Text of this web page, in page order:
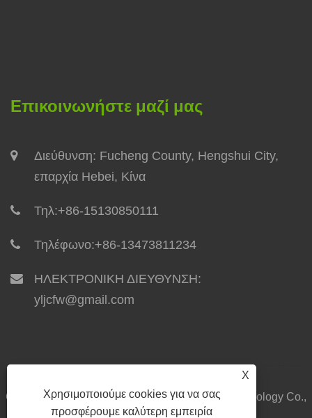
Επικοινωνήστε μαζί μας
Διεύθυνση: Fucheng County, Hengshui City,
επαρχία Hebei, Κίνα
Τηλ:+86-15130850111
Τηλέφωνο:+86-13473811234
ΗΛΕΚΤΡΟΝΙΚΗ ΔΙΕΥΘΥΝΣΗ:
yljcfw@gmail.com
Copyright © 2024 Yilong Integrated Housing Technology Co.,
X
Χρησιμοποιούμε cookies για να σας
προσφέρουμε καλύτερη εμπειρία